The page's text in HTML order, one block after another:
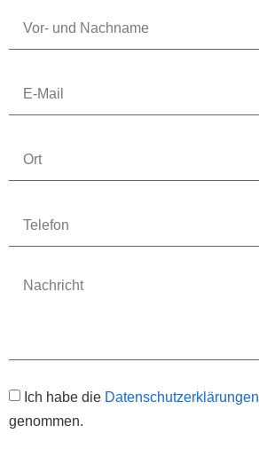
Ich habe die Datenschutzerklärungen
genommen.